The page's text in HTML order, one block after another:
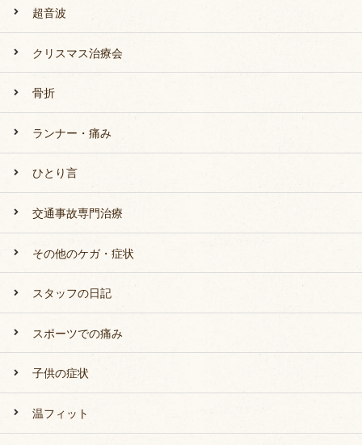
超音波
クリスマス治療会
骨折
ランナー・痛み
ひとり言
交通事故専門治療
その他のケガ・症状
スタッフの日記
スポーツでの痛み
子供の症状
温フィット